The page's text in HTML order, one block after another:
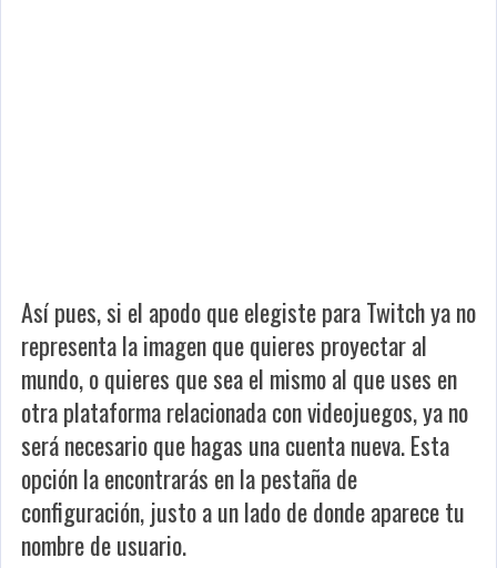
Así pues, si el apodo que elegiste para Twitch ya no
representa la imagen que quieres proyectar al
mundo, o quieres que sea el mismo al que uses en
otra plataforma relacionada con videojuegos, ya no
será necesario que hagas una cuenta nueva. Esta
opción la encontrarás en la pestaña de
configuración, justo a un lado de donde aparece tu
nombre de usuario.